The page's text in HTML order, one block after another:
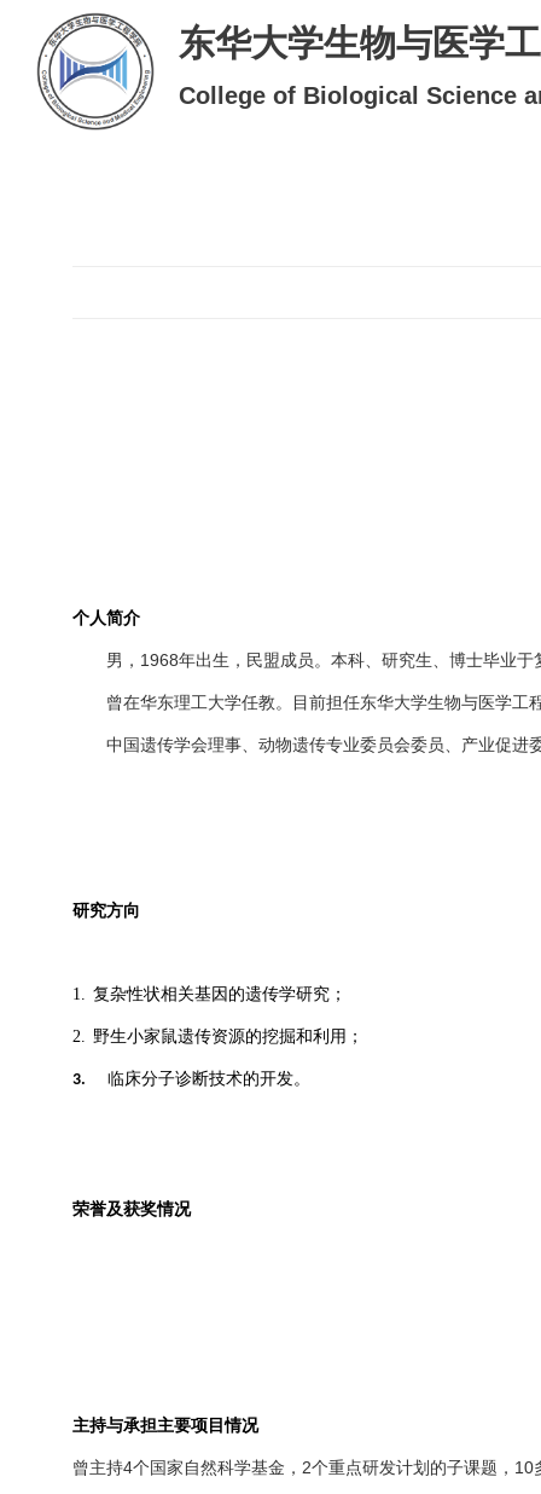
东华大学生物与医学
College of Biological Science
个人简介
男， 1968年出生，民盟成员。本科、研究生、博士毕业
曾在华东理工大学任教。目前担任东华大学生物与医学工
中国遗传学会理事、动物遗传专业委员会委员、产业促
研究方向
1. 复杂性状相关基因的遗传学研究；
2. 野生小家鼠遗传资源的挖掘和利用；
3. 临床分子诊断技术的开发。
荣誉及获奖情况
主持与承担主要项目情况
曾主持4个国家自然科学基金， 2个重点研发计划的子课题， 10